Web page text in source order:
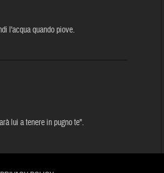
l'acqua quando piove.
lui a tenere in pugno te".